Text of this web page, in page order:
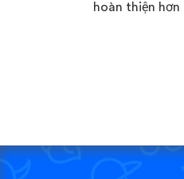
hoàn thiện